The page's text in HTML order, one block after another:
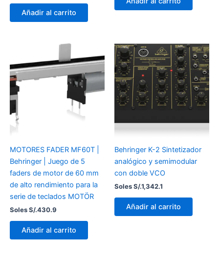
Añadir al carrito
MOTORES FADER MF60T |
Behringer | Juego de 5
faders de motor de 60 mm
de alto rendimiento para la
serie de teclados MOTÖR
Soles S/.430.9
Añadir al carrito
Behringer K-2 Sintetizador
analógico y semimodular
con doble VCO
Soles S/.1,342.1
Añadir al carrito